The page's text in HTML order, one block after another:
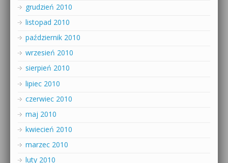
grudzień 2010
listopad 2010
październik 2010
wrzesień 2010
sierpień 2010
lipiec 2010
czerwiec 2010
maj 2010
kwiecień 2010
marzec 2010
luty 2010